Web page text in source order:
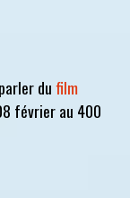
dufilm
février au 400